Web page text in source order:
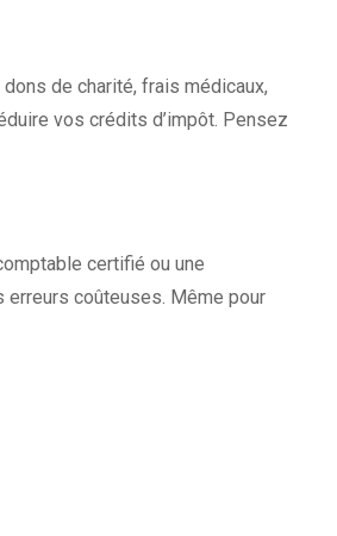
de charité, frais médicaux,
vos crédits d’impôt. Pensez
certifié ou une
coûteuses. Même pour